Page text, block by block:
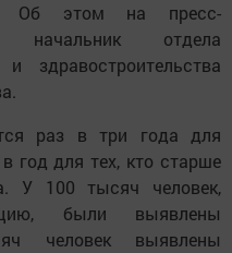
Об этом на пресс-
начальник отдела
здравостроительства
раз в три года для
год для тех, кто старше
У 100 тысяч человек,
были выявлены
человек выявлены